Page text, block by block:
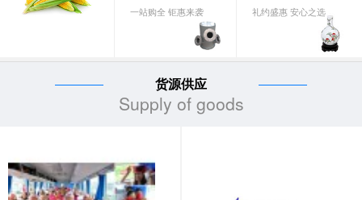
一站购全 钜惠来袭 礼约盛惠 安心之选
货源供应
Supply of goods